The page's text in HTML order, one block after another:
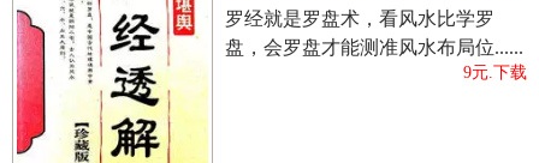
罗经就是罗盘术，看风水比学罗
盘，会罗盘才能测准风水布局位......
9元.下载